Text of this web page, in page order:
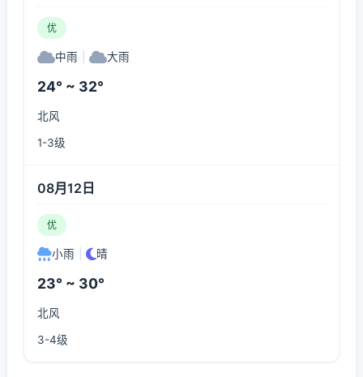
优
中雨 大雨
24° ~ 32°
北风
1-3级
08月12日
优
小雨 晴
23° ~ 30°
北风
3-4级